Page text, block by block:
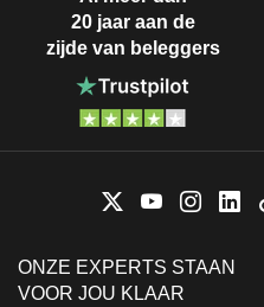
20 jaar aan de
zijde van beleggers
ONZE EXPERTS STAAN
VOOR JOU KLAAR